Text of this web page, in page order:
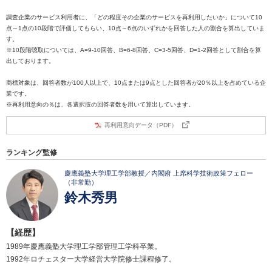
調査企業のサービス利用者に、「どの程度その企業のサービスを再利用したいか」について10
点～1点の10段階で評価してもらい、10点～6点のいずれかを回答した人の割合を算出していま
す。
※10段階聴取については、A=9-10回答、B=6-8回答、C=3-5回答、D=1-2回答として割合を算
出しております。
商標対象は、回答者数が100人以上で、10点または9点とした回答者が20％以上を占めている企
業です。
※再利用意向の％は、各選択肢の回答者数を用いて算出しています。
再利用意向データ（PDF）
ランキング監修
慶應義塾大学理工学部教授／内閣府 上席科学技術政策フェロー
（非常勤）
鈴木秀男
【経歴】
1989年慶應義塾大学理工学部管理工学科卒業。
1992年ロチェスター大学経営大学院修士課程修了。